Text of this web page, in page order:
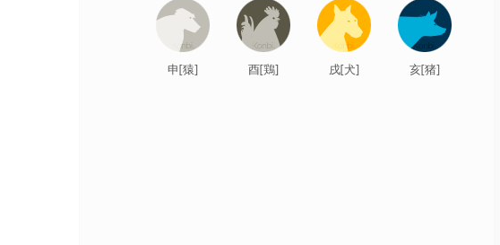
申[猿] 酉[鶏] 戌[犬] 亥[猪]